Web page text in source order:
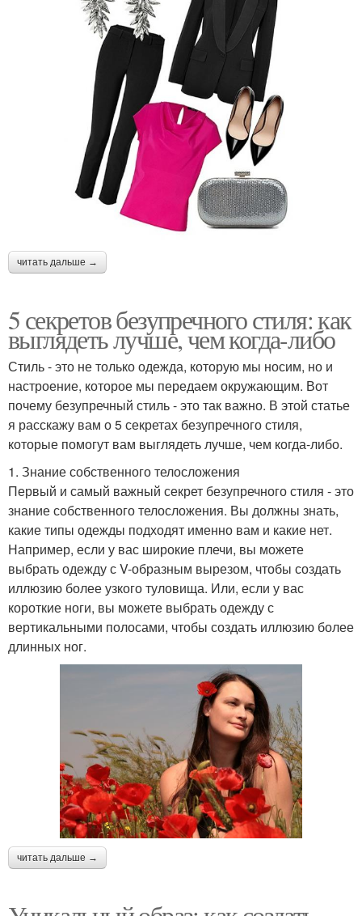
читать дальше →
5 секретов безупречного стиля: как
выглядеть лучше, чем когда-либо
Стиль - это не только одежда, которую мы носим, но и
настроение, которое мы передаем окружающим. Вот
почему безупречный стиль - это так важно. В этой статье
я расскажу вам о 5 секретах безупречного стиля,
которые помогут вам выглядеть лучше, чем когда-либо.
1. Знание собственного телосложения
Первый и самый важный секрет безупречного стиля - это
знание собственного телосложения. Вы должны знать,
какие типы одежды подходят именно вам и какие нет.
Например, если у вас широкие плечи, вы можете
выбрать одежду с V-образным вырезом, чтобы создать
иллюзию более узкого туловища. Или, если у вас
короткие ноги, вы можете выбрать одежду с
вертикальными полосами, чтобы создать иллюзию более
длинных ног.
читать дальше →